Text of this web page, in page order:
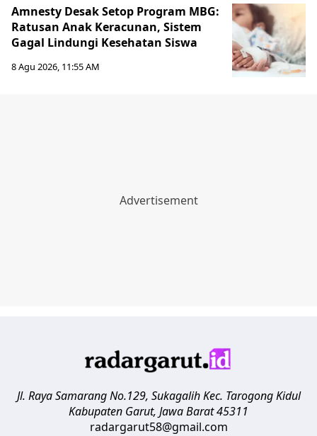
Amnesty Desak Setop Program MBG:
Ratusan Anak Keracunan, Sistem
Gagal Lindungi Kesehatan Siswa
8 Agu 2026, 11:55 AM
Jl. Raya Samarang No.129, Sukagalih Kec. Tarogong Kidul
Kabupaten Garut, Jawa Barat45311
radargarut58@gmail.com